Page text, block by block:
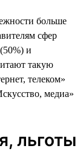
больше
сфер
и
такую
телеком»
медиа»
льготы